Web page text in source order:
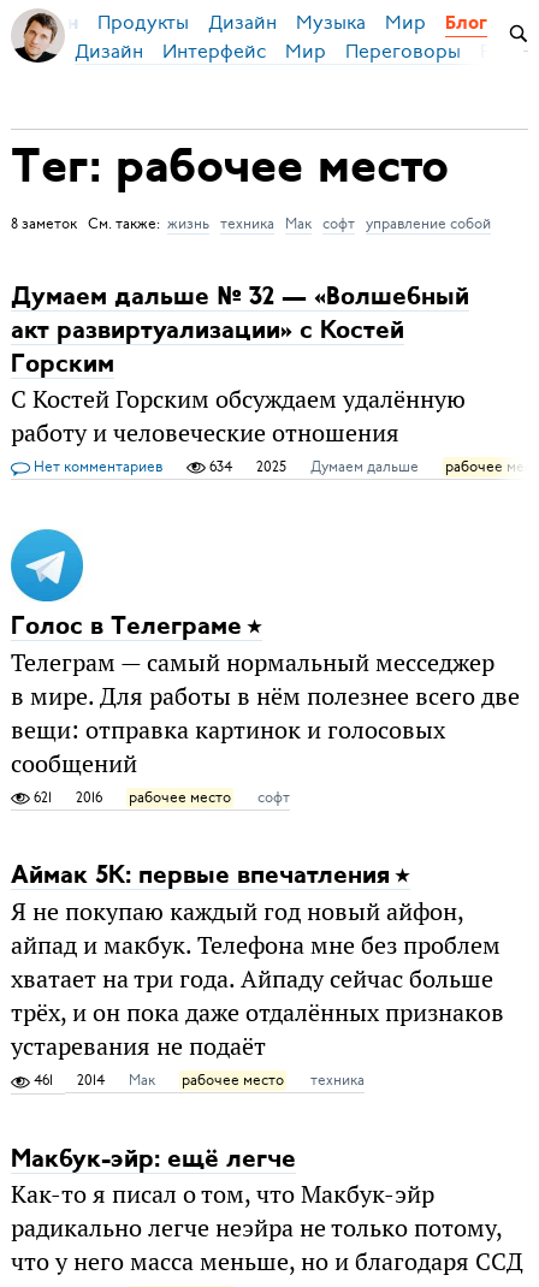
Бирман Продукты Дизайн Музыка Мир Блог
Дизайн Интерфейс Мир Переговоры
Тег: рабочее место
8 заметок См. также: жизнь техника Мак софт управление собой
Думаем дальше № 32 — «Волшебный
акт развиртуализации» c Костей
Горским
С Костей Горским обсуждаем удалённую
работу и человеческие отношения
Нет комментариев 634 2025 Думаем дальше рабочее
Голос в Телеграме
Телеграм — самый нормальный месседжер
в мире. Для работы в нём полезнее всего две
вещи: отправка картинок и голосовых
сообщений
621 2016 рабочее место софт
Аймак 5К: первые впечатления
Я не покупаю каждый год новый айфон,
айпад и макбук. Телефона мне без проблем
хватает на три года. Айпаду сейчас больше
трёх, и он пока даже отдалённых признаков
устаревания не подаёт
461 2014 Мак рабочее место техника
Макбук-эйр: ещё легче
Как-то я писал о том, что Макбук-эйр
радикально легче неэйра не только потому,
что у него масса меньше, но и благодаря ССД